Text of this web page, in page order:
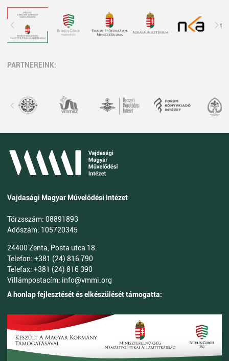
PARTNEREINK:
Vajdasági Magyar Művelődési Intézet
Törzsszám: 08891893
Adószám: 105720345
24400 Zenta, Posta utca 18.
Telefon: +381 (24) 816 790
Telefax: +381 (24) 816 390
Villámpostacím: info@vmmi.org
A honlap fejlesztését és elkészülését támogatta: